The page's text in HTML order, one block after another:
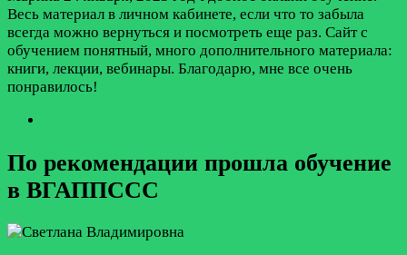
Весь материал в личном кабинете, если что то забыла
всегда можно вернуться и посмотреть еще раз. Сайт с
обучением понятный, много дополнительного материала:
книги, лекции, вебинары. Благодарю, мне все очень
понравилось!
По рекомендации прошла обучение
в ВГАППССС